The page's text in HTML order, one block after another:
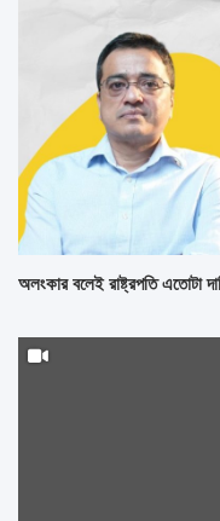
অলংকার বলেই রাষ্ট্রপতি এতোটা